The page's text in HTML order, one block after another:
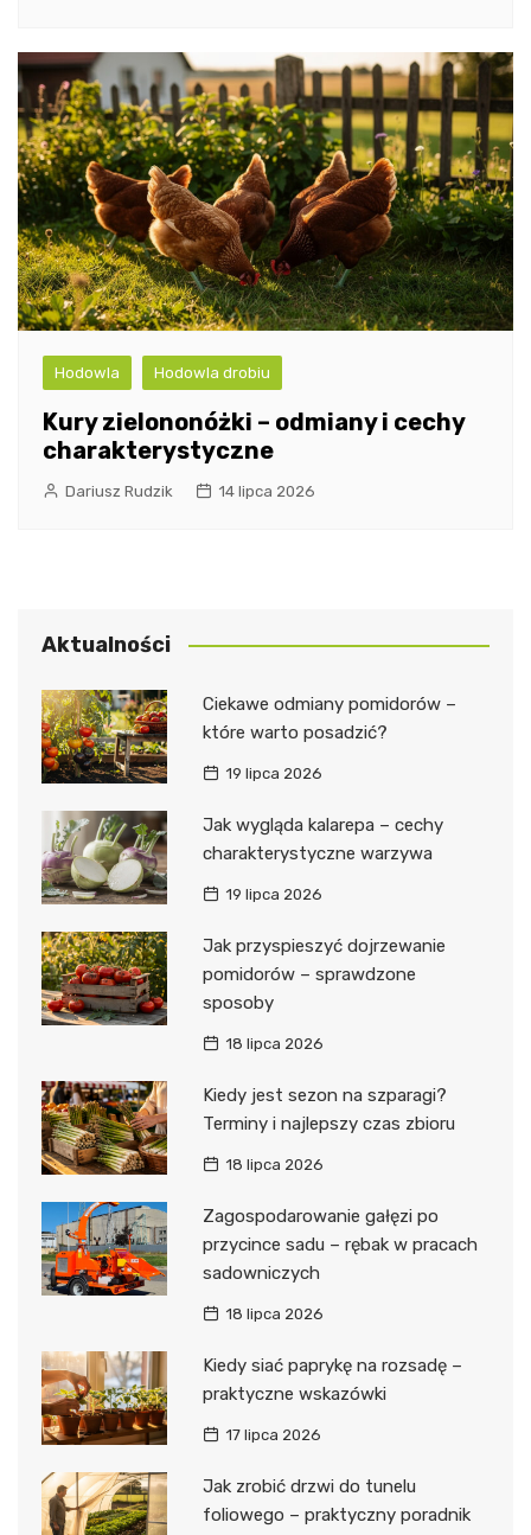
Hodowla Hodowla drobiu
Kury zielononóżki – odmiany i cechy
charakterystyczne
Dariusz Rudzik 14 lipca 2026
Aktualności
Ciekawe odmiany pomidorów –
które warto posadzić?
19 lipca 2026
Jak wygląda kalarepa – cechy
charakterystyczne warzywa
19 lipca 2026
Jak przyspieszyć dojrzewanie
pomidorów – sprawdzone
sposoby
18 lipca 2026
Kiedy jest sezon na szparagi?
Terminy i najlepszy czas zbioru
18 lipca 2026
Zagospodarowanie gałęzi po
przycince sadu – rębak w pracach
sadowniczych
18 lipca 2026
Kiedy siać paprykę na rozsadę –
praktyczne wskazówki
17 lipca 2026
Jak zrobić drzwi do tunelu
foliowego – praktyczny poradnik